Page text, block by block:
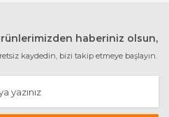
haberiniz olsun,
kaydedin, bizi takip etmeye başlayın.